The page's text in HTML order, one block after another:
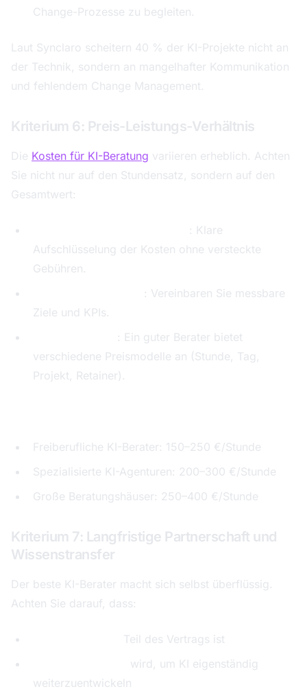
Change-Prozesse zu begleiten.
Laut Synclaro scheitern 40 % der KI-Projekte nicht an
der Technik, sondern an mangelhafter Kommunikation
und fehlendem Change Management.
Kriterium 6: Preis-Leistungs-Verhältnis
Die Kosten für KI-Beratung variieren erheblich. Achten
Sie nicht nur auf den Stundensatz, sondern auf den
Gesamtwert:
: Klare
Aufschlüsselung der Kosten ohne versteckte
Gebühren.
: Vereinbaren Sie messbare
Ziele und KPIs.
: Ein guter Berater bietet
verschiedene Preismodelle an (Stunde, Tag,
Projekt, Retainer).
Freiberufliche KI-Berater: 150–250 €/Stunde
Spezialisierte KI-Agenturen: 200–300 €/Stunde
Große Beratungshäuser: 250–400 €/Stunde
Kriterium 7: Langfristige Partnerschaft und
Wissenstransfer
Der beste KI-Berater macht sich selbst überflüssig.
Achten Sie darauf, dass:
Teil des Vertrags ist
wird, um KI eigenständig
weiterzuentwickeln